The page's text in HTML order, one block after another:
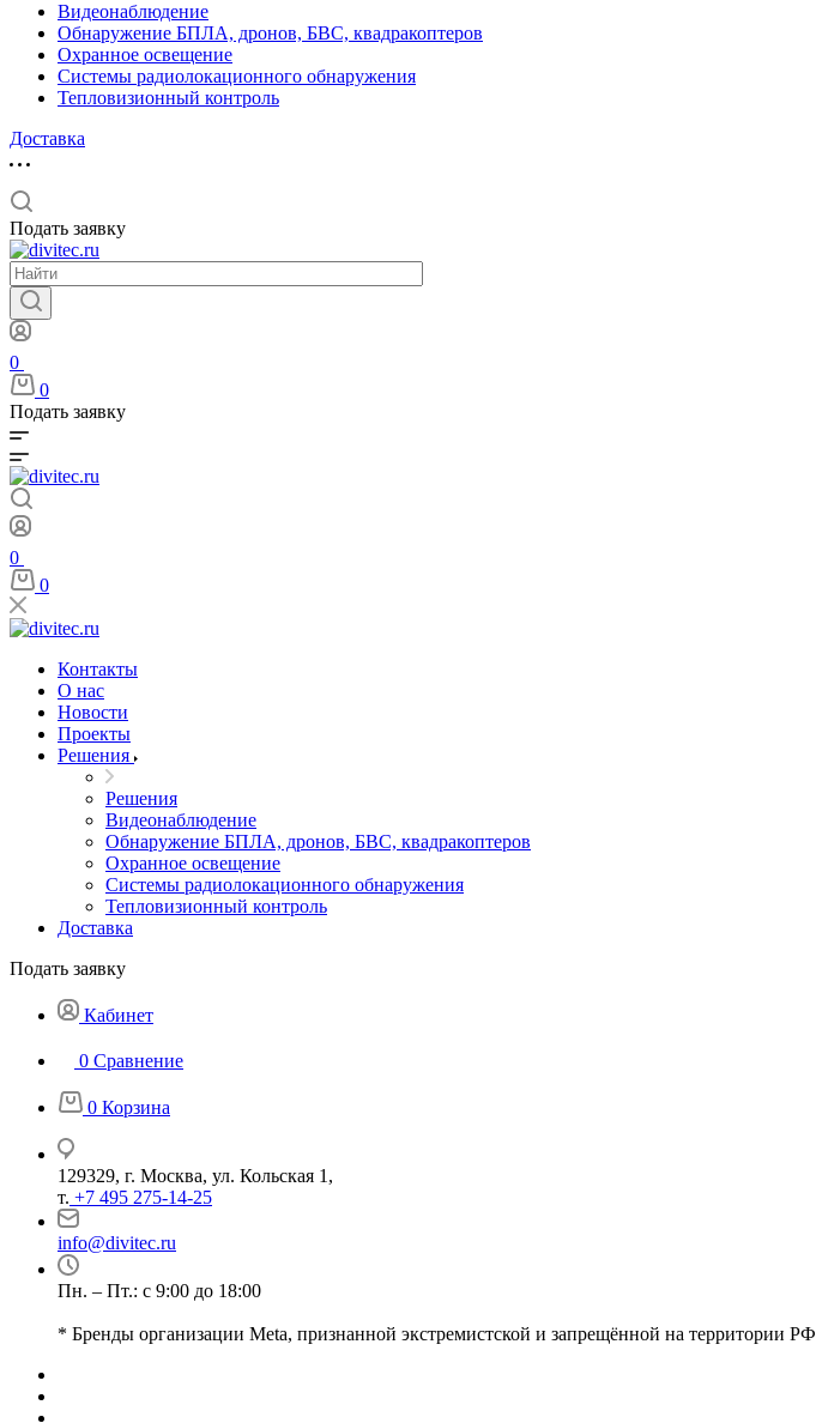
Видеонаблюдение
Обнаружение БПЛА, дронов, БВС, квадракоптеров
Охранное освещение
Системы радиолокационного обнаружения
Тепловизионный контроль
Доставка
Подать заявку
0
0
Подать заявку
0
0
Контакты
О нас
Новости
Проекты
Решения
Решения
Видеонаблюдение
Обнаружение БПЛА, дронов, БВС, квадракоптеров
Охранное освещение
Системы радиолокационного обнаружения
Тепловизионный контроль
Доставка
Подать заявку
Кабинет
0 Сравнение
0 Корзина
129329, г. Москва, ул. Кольская 1,
т. +7 495 275-14-25
info@divitec.ru
Пн. – Пт.: с 9:00 до 18:00
* Бренды организации Meta, признанной экстремистской и запрещённой на территории РФ